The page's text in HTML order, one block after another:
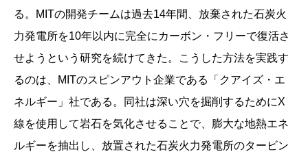
る。MITの開発チームは過去14年間、放棄された石炭火
力発電所を10年以内に完全にカーボン・フリーで復活さ
せようという研究を続けてきた。こうした方法を実践す
るのは、MITのスピンアウト企業である「クアイズ・エ
ネルギー」社である。同社は深い穴を掘削するためにX
線を使用して岩石を気化させることで、膨大な地熱エネ
ルギーを抽出し、放置された石炭火力発電所のタービン